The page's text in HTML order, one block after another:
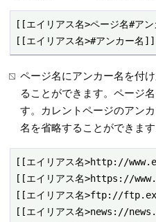
[[エイリアス名>ページ名#ア
[[エイリアス名>#アンカー名]]
ページ名にアンカー名を付
ることができます。ページ
す。カレントページのアン
名を省略することができます
[[エイリアス名>http://
[[エイリアス名>https://
[[エイリアス名>ftp://
[[エイリアス名>news://